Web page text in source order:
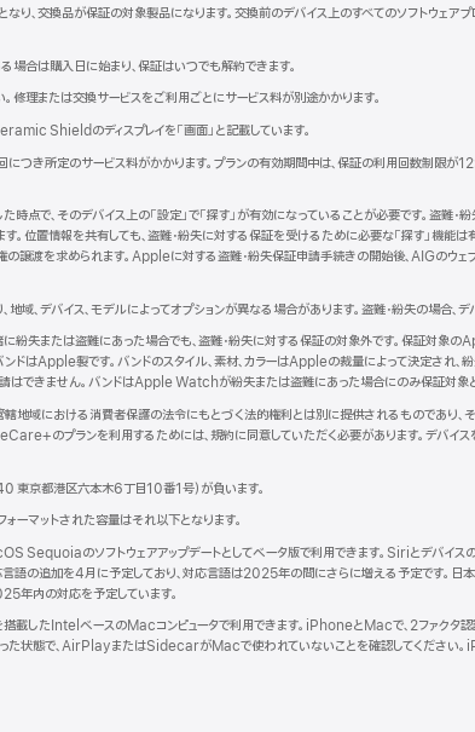
、交換品が保証の対象製品になります。交換前のデバイス上のすべてのソフトウェアプ
場合は購入日に始まり、保証はいつでも解約できます。
。修理または交換サービスをご利用ごとにサービス料が別途かかります。
Shieldのディスプレイを「画面」と記載しています。
き所定のサービス料がかかります。プランの有効期間中は、保証の利用回数制限が12
点で、そのデバイス上の「設定」で「探す」が有効になっていることが必要です。盗難・
置情報を共有しても、盗難・紛失に対する保証を受けるために必要な「探す」機能は
譲渡を求められます。Appleに対する盗難・紛失保証申請手続きの開始後、AIGのウェブ
域、デバイス、モデルによってオプションが異なる場合があります。盗難・紛失の場合、
失または盗難にあった場合でも、盗難・紛失に対する保証の対象外です。保証対
ドはApple製です。バンドのスタイル、素材、カラーはAppleの裁量によって決定さ
はできません。バンドはApple Watchが紛失または盗難にあった場合にのみ保証対象と
域における消費者保護の法令にもとづく法的権利とは別に提供されるものであり
のプランを利用するためには、規約に同意していただく必要があります。デバイ
都港区六本木6丁目10番1号）が負いま す 。
ーマットされた容量はそれ以下となります。
のソフトウェアアップデートとしてベータ版で利用できます。Siriとデバイスの言
語の追加を4月に予定しており、対応言語は2025年の間にさらに増える予定です。日本語、
年内の対応を予定しています。
したIntelベースのMacコンピュータで利用できます。iPhoneとMacで、2ファクタ
態で、AirPlayまたはSidecarがMacで使われていないことを確認してください。